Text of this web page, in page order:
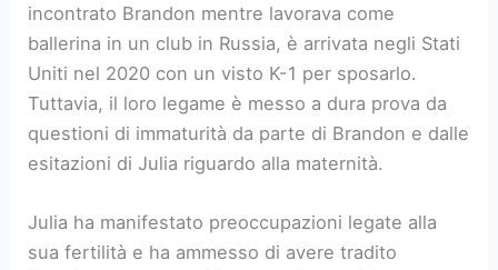
incontrato Brandon mentre lavorava come
ballerina in un club in Russia, è arrivata negli Stati
Uniti nel 2020 con un visto K-1 per sposarlo.
Tuttavia, il loro legame è messo a dura prova da
questioni di immaturità da parte di Brandon e dalle
esitazioni di Julia riguardo alla maternità.
Julia ha manifestato preoccupazioni legate alla
sua fertilità e ha ammesso di avere tradito